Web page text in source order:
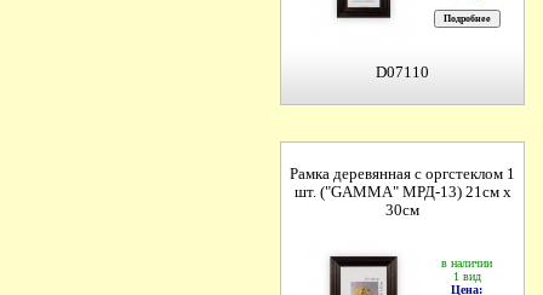
D07110
Рамка деревянная с оргстеклом 1
шт. ("GAMMA" МРД-13) 21см х
30см
в наличии
1 вид
Цена: